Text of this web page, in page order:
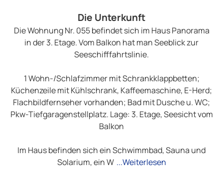
Die Unterkunft
Die Wohnung Nr. 055 befindet sich im Haus Panorama
in der 3. Etage. Vom Balkon hat man Seeblick zur
Seeschifffahrtslinie.
1 Wohn-/Schlafzimmer mit Schrankklappbetten;
Küchenzeile mit Kühlschrank, Kaffeemaschine, E-Herd;
Flachbildfernseher vorhanden; Bad mit Dusche u. WC;
Pkw-Tiefgaragenstellplatz. Lage: 3. Etage, Seesicht vom
Balkon
Im Haus befinden sich ein Schwimmbad, Sauna und
Solarium, ein W ...Weiterlesen